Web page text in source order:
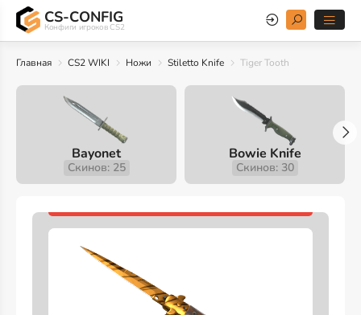
CS-CONFIG
Конфиги игроков CS2
Главная CS2 WIKI Ножи Stiletto Knife Tiger Tooth
Bayonet
Скинов: 25
Bowie Knife
Скинов: 30